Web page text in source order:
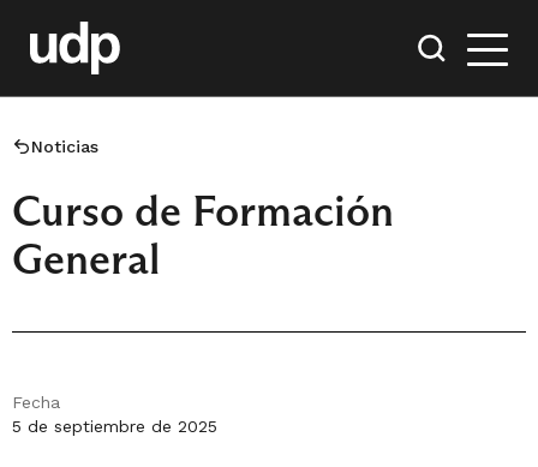
Noticias
Curso de Formación
General
Fecha
5 de septiembre de 2025